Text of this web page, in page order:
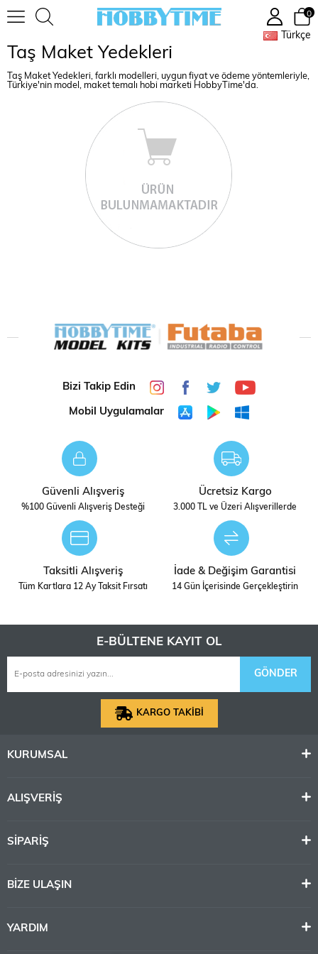
Türkçe
0
Taş Maket Yedekleri
Taş Maket Yedekleri, farklı modelleri, uygun fiyat ve ödeme yöntemleriyle,
Türkiye'nin model, maket temalı hobi marketi HobbyTime'da.
Bizi Takip Edin
Mobil Uygulamalar
Güvenli Alışveriş
%100 Güvenli Alışveriş Desteği
Ücretsiz Kargo
3.000 TL ve Üzeri Alışverillerde
Taksitli Alışveriş
Tüm Kartlara 12 Ay Taksit Fırsatı
İade & Değişim Garantisi
14 Gün İçerisinde Gerçekleştirin
E-BÜLTENE KAYIT OL
GÖNDER
KARGO TAKİBİ
KURUMSAL
ALIŞVERİŞ
SİPARİŞ
BİZE ULAŞIN
YARDIM